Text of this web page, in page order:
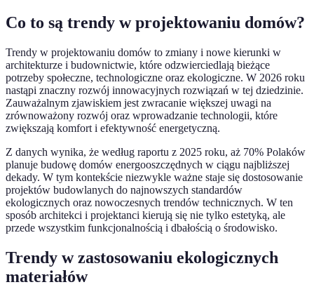
Co to są trendy w projektowaniu domów?
Trendy w projektowaniu domów to zmiany i nowe kierunki w
architekturze i budownictwie, które odzwierciedlają bieżące
potrzeby społeczne, technologiczne oraz ekologiczne. W 2026 roku
nastąpi znaczny rozwój innowacyjnych rozwiązań w tej dziedzinie.
Zauważalnym zjawiskiem jest zwracanie większej uwagi na
zrównoważony rozwój oraz wprowadzanie technologii, które
zwiększają komfort i efektywność energetyczną.
Z danych wynika, że według raportu z 2025 roku, aż 70% Polaków
planuje budowę domów energooszczędnych w ciągu najbliższej
dekady. W tym kontekście niezwykle ważne staje się dostosowanie
projektów budowlanych do najnowszych standardów
ekologicznych oraz nowoczesnych trendów technicznych. W ten
sposób architekci i projektanci kierują się nie tylko estetyką, ale
przede wszystkim funkcjonalnością i dbałością o środowisko.
Trendy w zastosowaniu ekologicznych
materiałów